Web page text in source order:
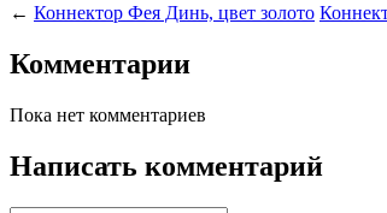
← Коннектор Фея Динь, цвет золото
Комментарии
Пока нет комментариев
Написать комментарий